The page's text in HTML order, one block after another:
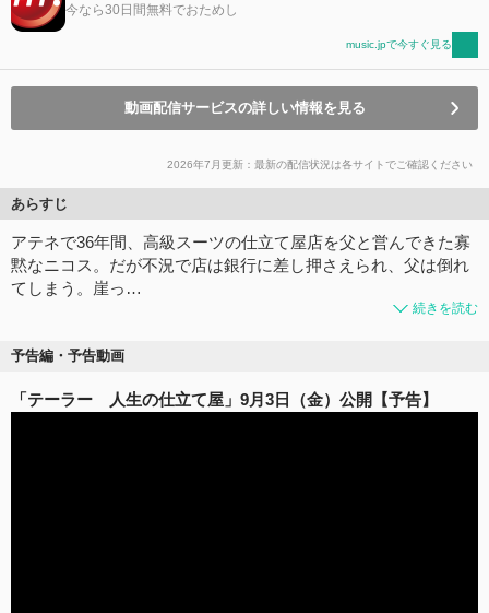
今なら30日間無料でおためし
music.jpで今すぐ見る
動画配信サービスの詳しい情報を見る
2026年7月更新：最新の配信状況は各サイトでご確認ください
あらすじ
アテネで36年間、高級スーツの仕立て屋店を父と営んできた寡
黙なニコス。だが不況で店は銀行に差し押さえられ、父は倒れ
てしまう。崖っ…
続きを読む
予告編・予告動画
「テーラー 人生の仕立て屋」9月3日（金）公開【予告】